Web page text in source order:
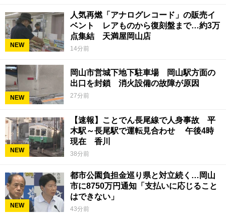
NEW
人気再燃「アナログレコード」の販売イ
ベント レアものから復刻盤まで…約3万
点集結 天満屋岡山店
14分前
NEW
岡山市営城下地下駐車場 岡山駅方面の
出口を封鎖 消火設備の故障が原因
27分前
NEW
【速報】ことでん長尾線で人身事故 平
木駅～長尾駅で運転見合わせ 午後4時
現在 香川
38分前
NEW
都市公園負担金巡り県と対立続く…岡山
市に8750万円通知「支払いに応じること
はできない」
43分前